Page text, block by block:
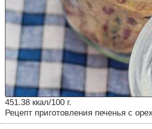
451.38 ккал/100 г.
Рецепт приготовления печенья с